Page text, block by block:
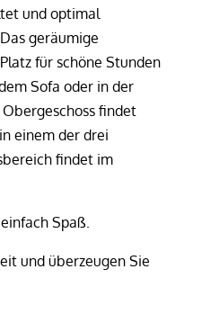
und optimal
geräumige
für schöne Stunden
Sofa oder in der
findet
einem der drei
findet im
Spaß.
und überzeugen Sie